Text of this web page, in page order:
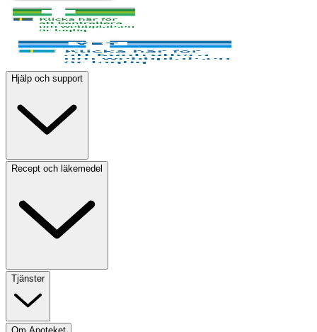
Hjälp och support
Recept och läkemedel
Tjänster
Om Apoteket